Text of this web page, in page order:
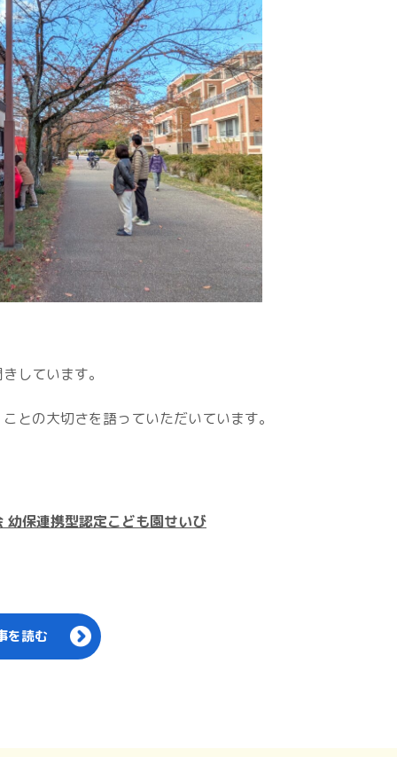
しています。
との大切さを語っていただいています。
保連携型認定こども園せいび
を読む